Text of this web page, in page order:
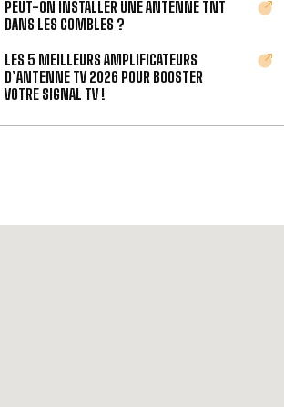
PEUT-ON INSTALLER UNE ANTENNE TNT
DANS LES COMBLES ?
LES 5 MEILLEURS AMPLIFICATEURS
D’ANTENNE TV 2026 POUR BOOSTER
VOTRE SIGNAL TV !